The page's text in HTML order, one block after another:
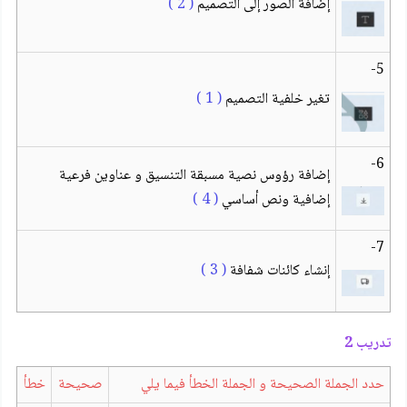
5-
تغير خلفية التصميم( 1 )
6-
إضافة رؤوس نصية مسبقة التنسيق و عناوين فرعية
إضافية ونص أساسي( 4 )
7-
إنشاء كائنات شفافة( 3 )
تدريب 2
حدد الجملة الصحيحة و الجملة الخطأ فيما يلي
صحيحة خطأ